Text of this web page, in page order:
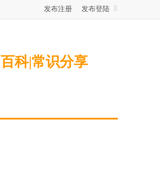
发布登陆
发布注册
百科|常识分享